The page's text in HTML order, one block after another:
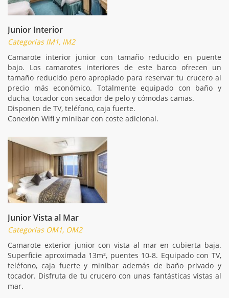
Junior Interior
Categorías IM1, IM2
Camarote interior junior con tamaño reducido en puente
bajo. Los camarotes interiores de este barco ofrecen un
tamaño reducido pero apropiado para reservar tu crucero al
precio más económico. Totalmente equipado con baño y
ducha, tocador con secador de pelo y cómodas camas.
Disponen de TV, teléfono, caja fuerte.
Conexión Wifi y minibar con coste adicional.
Junior Vista al Mar
Categorías OM1, OM2
Camarote exterior junior con vista al mar en cubierta baja.
Superficie aproximada 13m², puentes 10-8. Equipado con TV,
teléfono, caja fuerte y minibar además de baño privado y
tocador. Disfruta de tu crucero con unas fantásticas vistas al
mar.